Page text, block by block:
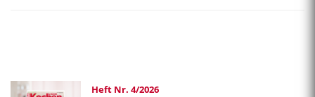
Heft Nr. 4/2026